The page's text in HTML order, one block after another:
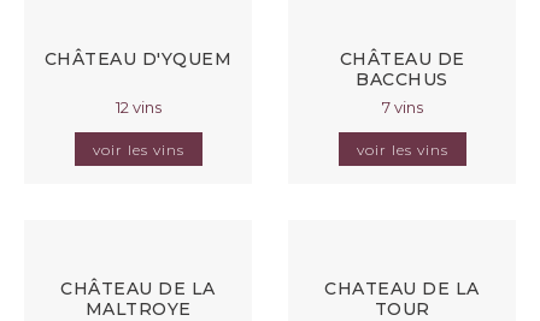
CHÂTEAU D'YQUEM
12 vins
voir les vins
CHÂTEAU DE
BACCHUS
7 vins
voir les vins
CHÂTEAU DE LA
MALTROYE
CHATEAU DE LA
TOUR